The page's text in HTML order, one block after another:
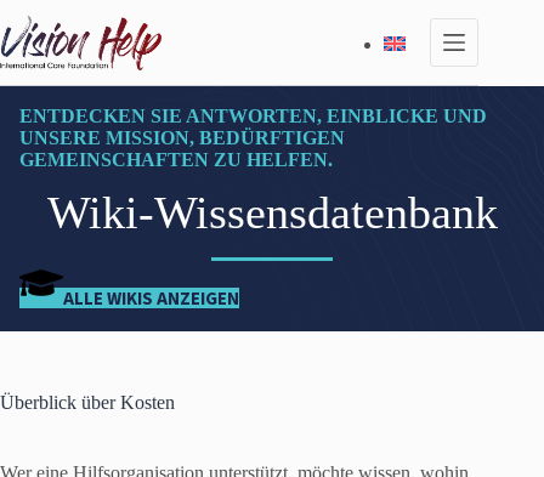
Inhalt
springen
ENTDECKEN SIE ANTWORTEN, EINBLICKE UND
UNSERE MISSION, BEDÜRFTIGEN
GEMEINSCHAFTEN ZU HELFEN.
Wiki-Wissensdatenbank
ALLE WIKIS ANZEIGEN
Überblick über Kosten
Wer eine Hilfsorganisation unterstützt, möchte wissen, wohin